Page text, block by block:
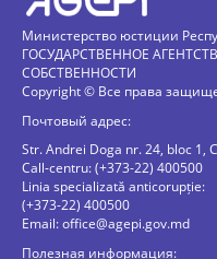
Министерство юстиции
ГОСУДАРСТВЕННОЕ
СОБСТВЕННОСТИ
Copyright © Все права
Почтовый адрес:
Str. Andrei Doga nr. 24, bloc 1,
Call-centru: (+373-22) 400500
Linia specializată anticorupție:
(+373-22) 400500
Email:office@agepi.gov.md
Полезная информация: